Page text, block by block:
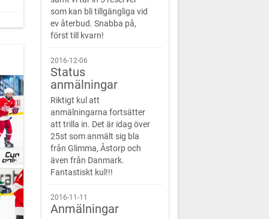
som kan bli tillgängliga vid
ev återbud. Snabba på,
först till kvarn!
2016-12-06
Status
anmälningar
Riktigt kul att
anmälningarna fortsätter
att trilla in. Det är idag över
25st som anmält sig bla
från Glimma, Åstorp och
även från Danmark.
Fantastiskt kul!!!
2016-11-11
Anmälningar